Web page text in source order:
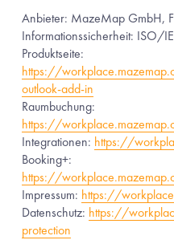
Anbieter: MazeMap GmbH,
Informationssicherheit: ISO/
https://
outlook-add-in
https://
Integrationen: https://
https://
Impressum: https://
Datenschutz: https://
protection